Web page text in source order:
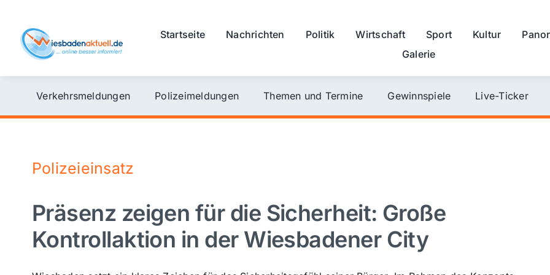
content
Startseite Nachrichten Politik Wirtschaft Sport Kultur
Galerie
Verkehrsmeldungen Polizeimeldungen Themen und Termine Gewinnspiele Live-Ticker
Polizeieinsatz
Präsenz zeigen für die Sicherheit: Große
Kontrollaktion in der Wiesbadener City